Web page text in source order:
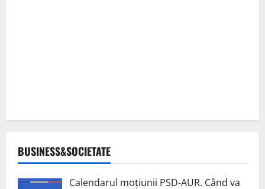
BUSINESS&SOCIETATE
Calendarul moțiunii PSD-AUR. Când va